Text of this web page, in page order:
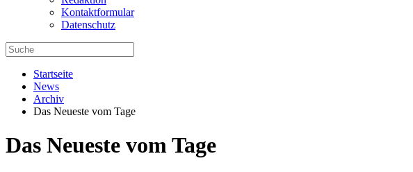
Kontaktformular
Datenschutz
Startseite
News
Archiv
Das Neueste vom Tage
Das Neueste vom Tage